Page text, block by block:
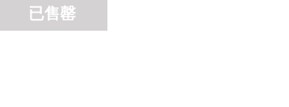
已售罄